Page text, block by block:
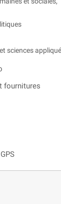
sciences
fournitures